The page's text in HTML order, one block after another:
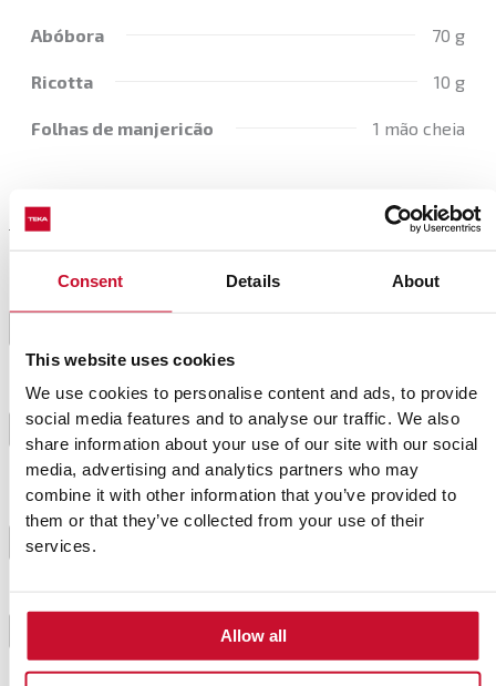
Consent Details About
This website uses cookies
We use cookies to personalise content and ads, to provide
social media features and to analyse our traffic. We also
share information about your use of our site with our social
media, advertising and analytics partners who may
combine it with other information that you’ve provided to
them or that they’ve collected from your use of their
services.
Allow all
Abóbora 70 g
Ricotta 10 g
Folhas de manjericão 1 mão cheia
Preparación
Triture as avelãs com o alho em pó, o sal, a noz-
2
Ferva o macarrão em bastante água e sal.
Entretanto, salteie a abóbora com um bom fio de
azeite.
3
Quando o macarrão estiver pronto, misture-o com a
abóbora e adicione o molho de avelã e uma colher